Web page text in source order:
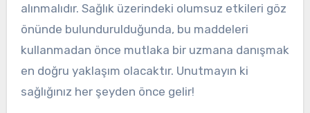
alınmalıdır. Sağlık üzerindeki olumsuz etkileri göz
önünde bulundurulduğunda, bu maddeleri
kullanmadan önce mutlaka bir uzmana danışmak
en doğru yaklaşım olacaktır. Unutmayın ki
sağlığınız her şeyden önce gelir!